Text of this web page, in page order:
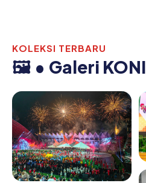
KOLEKSI TERBARU
🖼️ • Galeri KONI